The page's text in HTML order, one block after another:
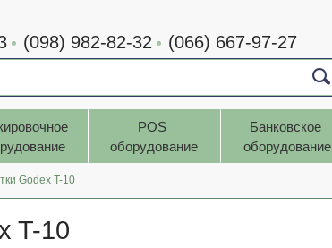
(098) 982-82-32 (066) 667-97-27
POS
оборудование
Банковское
оборудование
Godex T-10
T-10